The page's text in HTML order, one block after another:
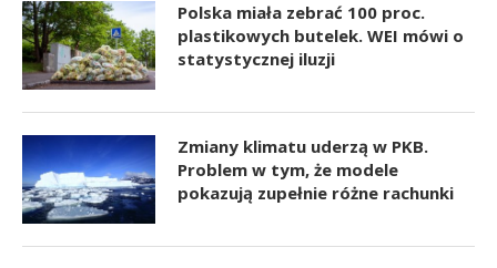
Polska miała zebrać 100 proc.
plastikowych butelek. WEI mówi o
statystycznej iluzji
Zmiany klimatu uderzą w PKB.
Problem w tym, że modele
pokazują zupełnie różne rachunki